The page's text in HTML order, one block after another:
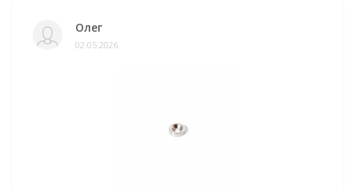
Олег
02.05.2026